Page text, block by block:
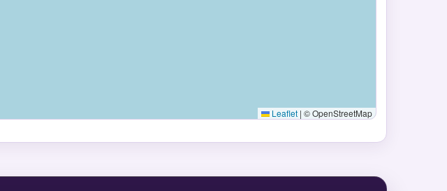
Leaflet | © OpenStreetMap